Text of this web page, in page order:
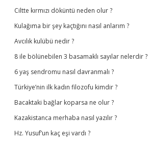
Ciltte kırmızı döküntü neden olur ?
Kulağıma bir şey kaçtığını nasıl anlarım ?
Avcılık kulübü nedir ?
8 ile bölünebilen 3 basamaklı sayılar nelerdir ?
6 yaş sendromu nasıl davranmalı ?
Türkiye’nin ilk kadın filozofu kimdir ?
Bacaktaki bağlar koparsa ne olur ?
Kazakistanca merhaba nasıl yazılır ?
Hz. Yusuf’un kaç eşi vardı ?